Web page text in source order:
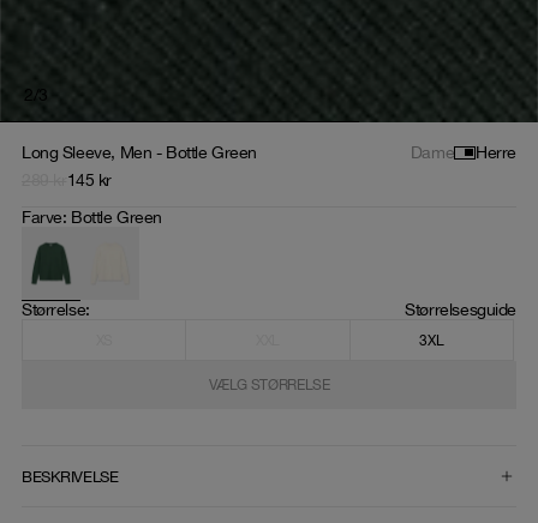
2/3
Long Sleeve, Men - Bottle Green Dame
Herre
145 kr
Farve: Bottle Green
Størrelse: Størrelsesguide
3XL
VÆLG STØRRELSE
BESKRIVELSE